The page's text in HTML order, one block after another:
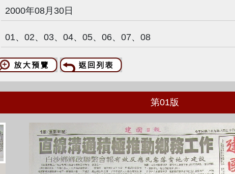
2000年08月30日
01、02、03、04、05、06、07、08
第01版